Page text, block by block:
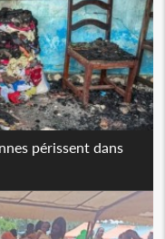
périssent dans